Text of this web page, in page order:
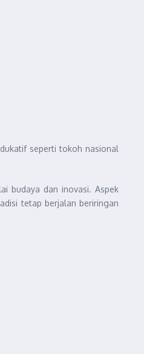
seperti tokoh nasional
budaya dan inovasi. Aspek
tetap berjalan beriringan